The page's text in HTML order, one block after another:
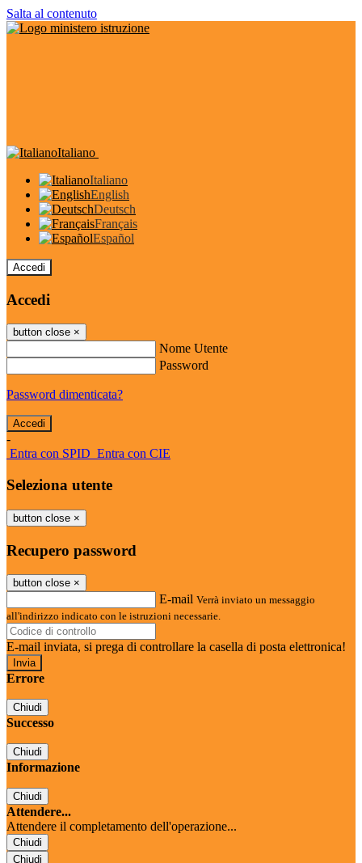
Salta al contenuto
Italiano
Italiano
English
Deutsch
Français
Español
Accedi
Accedi
button close ×
Nome Utente
Password
Password dimenticata?
-
Entra con SPID Entra con CIE
Seleziona utente
button close ×
Recupero password
button close ×
E-mail Verrà inviato un messaggio
all'indirizzo indicato con le istruzioni necessarie.
E-mail inviata, si prega di controllare la casella di posta elettronica!
Errore
Chiudi
Successo
Chiudi
Informazione
Chiudi
Attendere...
Attendere il completamento dell'operazione...
Chiudi
Chiudi